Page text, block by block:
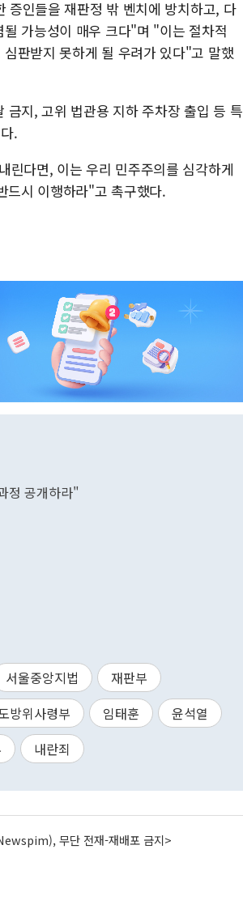
증인들을 재판정 밖 벤치에 방치하고, 다
될 가능성이 매우 크다"며 "이는 절차적
판받지 못하게 될 우려가 있다"고 말했
지, 고위 법관용 지하 주차장 출입 등 특
.
린다면, 이는 우리 민주주의를 심각하게
드시 이행하라"고 촉구했다.
정 공개하라"
서울중앙지법
재판부
방위사령부 임태훈
윤석열
내란죄
무단 전재-재배포 금지>